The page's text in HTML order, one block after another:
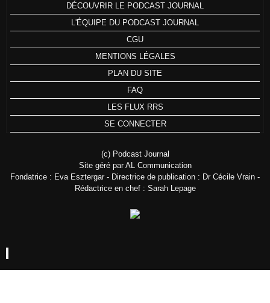
DÉCOUVRIR LE PODCAST JOURNAL
L'ÉQUIPE DU PODCAST JOURNAL
CGU
MENTIONS LÉGALES
PLAN DU SITE
FAQ
LES FLUX RRS
SE CONNECTER
(c) Podcast Journal
Site géré par AL Communication
Fondatrice : Eva Esztergar - Directrice de publication : Dr Cécile Vrain -
Rédactrice en chef : Sarah Lepage